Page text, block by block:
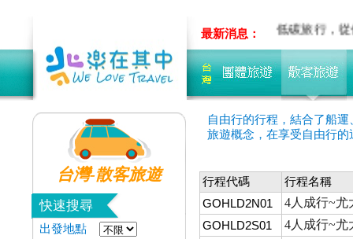
最新消息：
量身&客製旅遊~先聊聊吧!! 低碳旅行，
台灣-散客旅遊
快速搜尋
出發地點
自由行的行程，結合了船
旅遊概念，在享受自由行
行程代碼
行程名稱
GOHLD2N01
4人成行~尤
GOHLD2S01
4人成行~尤